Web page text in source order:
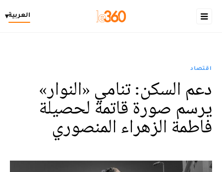
العربية▾
اقتصاد
دعم السكن: تنامي «النوار»
يرسم صورة قاتمة لحصيلة
فاطمة الزهراء المنصوري